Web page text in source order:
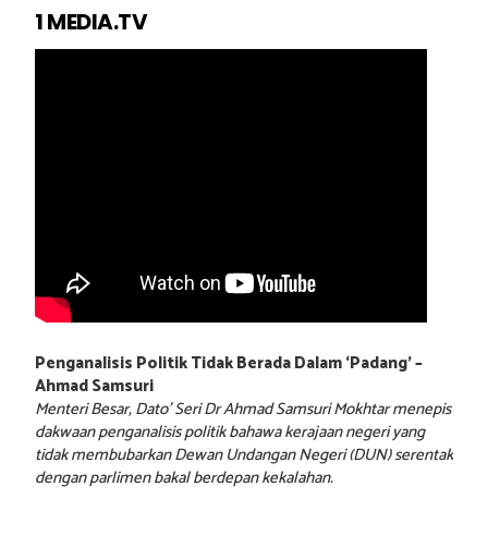
1 MEDIA.TV
Penganalisis Politik Tidak Berada Dalam ‘Padang’ –
Ahmad Samsuri
Menteri Besar, Dato’ Seri Dr Ahmad Samsuri Mokhtar menepis
dakwaan penganalisis politik bahawa kerajaan negeri yang
tidak membubarkan Dewan Undangan Negeri (DUN) serentak
dengan parlimen bakal berdepan kekalahan.